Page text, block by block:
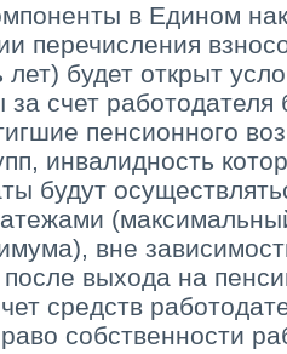
в Едином
перечисления
будет открыт
счет работодателя
пенсионного
инвалидность
будут
вне
после выхода на
средств
собственности